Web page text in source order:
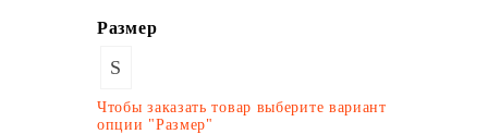
Размер
S
Чтобы заказать товар выберите вариант
опции "Размер"